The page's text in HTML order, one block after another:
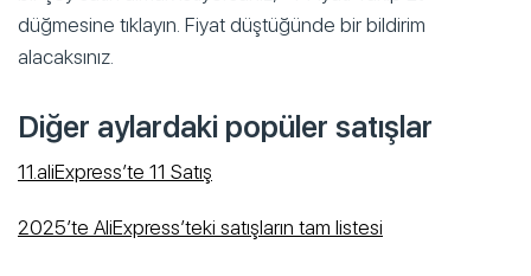
düğmesine tıklayın. Fiyat düştüğünde bir bildirim
alacaksınız.
Diğer aylardaki popüler satışlar
11.aliExpress’te 11 Satış
2025’te AliExpress’teki satışların tam listesi